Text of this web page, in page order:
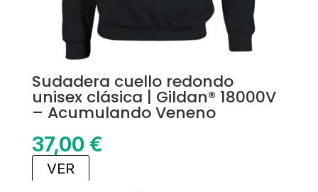
Sudadera cuello redondo
unisex clásica | Gildan® 18000V
– Acumulando Veneno
37,00 €
VER